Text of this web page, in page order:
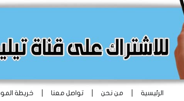
الرئيسية من نحن تواصل معنا خريطة